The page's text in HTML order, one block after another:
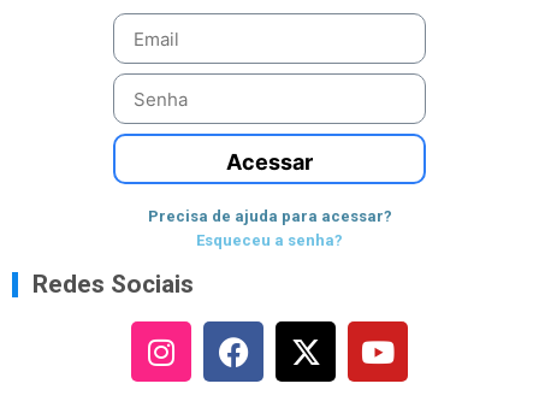
Acessar
Precisa de ajuda para acessar?
Esqueceu a senha?
Redes Sociais